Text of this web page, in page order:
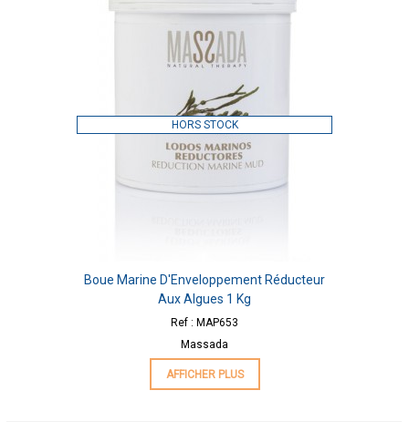
HORS STOCK
Boue Marine D'Enveloppement Réducteur
Aux Algues 1 Kg
Ref : MAP653
Massada
AFFICHER PLUS